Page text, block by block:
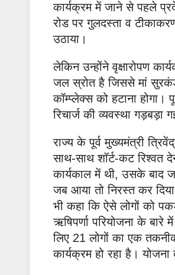
कार्यक्रम में जाने से पहले
रोड पर गुलदस्ता व
उठाया।
लेकिन उन्होंने वृक्षारोपण
जल स्रोत है जिससे मां
कॉम्प्लेक्स को हटाना
रिचार्ज की व्यवस्था गड़बड़ा
राज्य के पूर्व मुख्यमंत्री
साथ-साथ शॉर्ट-कट रिश्वत
कार्यकाल में थी, उसके बाद
जब आया तो निरस्त कर
भी कहा कि ऐसे लोगों को
ऋषिपर्णा परियोजना के
लिए 21 लोगों का एक
कार्यक्रम हो रहा है।